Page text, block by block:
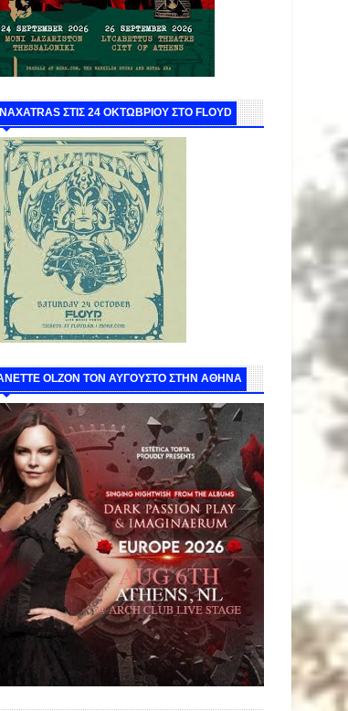
ΣΤΙΣ 24 ΟΚΤΩΒΡΙΟΥ ΣΤΟ FLOYD
OLZON ΤΟΝ ΑΥΓΟΥΣΤΟ ΣΤΗΝ ΑΘΗΝΑ